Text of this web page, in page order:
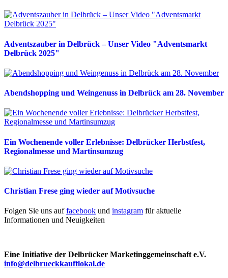
Adventszauber in Delbrück – Unser Video "Adventsmarkt
Delbrück 2025"
Abendshopping und Weingenuss in Delbrück am 28. November
Ein Wochenende voller Erlebnisse: Delbrücker Herbstfest,
Regionalmesse und Martinsumzug
Christian Frese ging wieder auf Motivsuche
Folgen Sie uns auffacebook und instagram für aktuelle
Informationen und Neuigkeiten
Eine Initiative der Delbrücker Marketinggemeinschaft e.V.
info@delbrueckkauftlokal.de